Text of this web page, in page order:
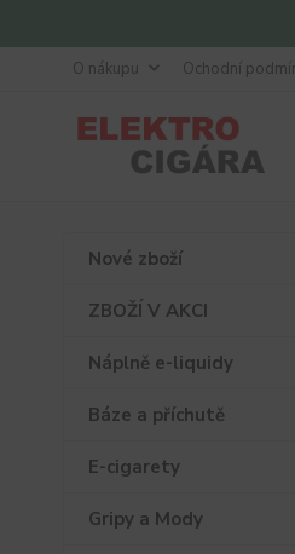
O nákupu Ochodní
Nové zboží
ZBOŽÍ V AKCI
Náplně e-liquidy
Báze a příchutě
E-cigarety
Gripy a Mody